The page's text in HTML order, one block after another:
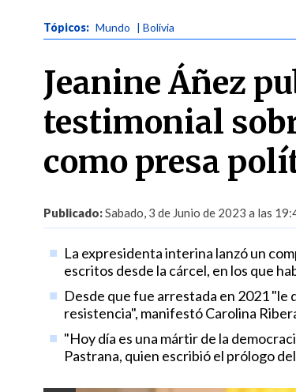
Tópicos: Mundo | Bolivia
Jeanine Áñez
testimonial
como presa
Publicado:Sabado, 3 de Junio de 2023 a las
La expresidenta interina lanzó un
escritos desde la cárcel, en los que
Desde que fue arrestada en 2021 "le
resistencia", manifestó Carolina
"Hoy día es una mártir de la
Pastrana, quien escribió el prólogo